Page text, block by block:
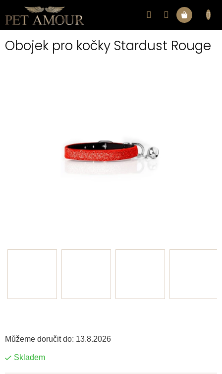
obsah
Nákupní
košík
Obojek pro kočky Stardust Rouge
Skladem
Můžeme doručit do: 13.8.2026